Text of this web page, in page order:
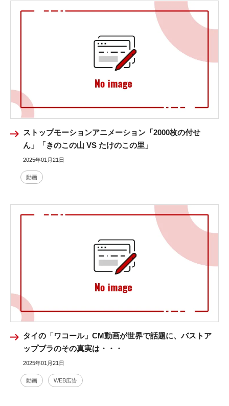
ストップモーションアニメーション「2000枚の付せ
ん」「きのこの山 VS たけのこの里」
2025年01月21日
動画
タイの「ワコール」CM動画が世界で話題に、バストア
ップブラのその真実は・・・
2025年01月21日
動画 WEB広告